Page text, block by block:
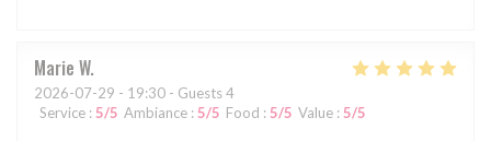
Marie W
2026-07-29 - 19:30 - Guests 4
Service : 5/5 Ambiance : 5/5 Food : 5/5 Value : 5/5